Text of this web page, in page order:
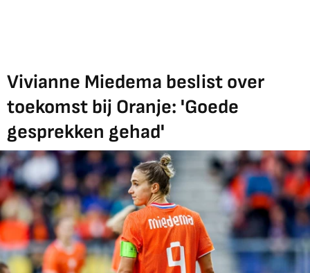
Vivianne Miedema beslist over
toekomst bij Oranje: 'Goede
gesprekken gehad'